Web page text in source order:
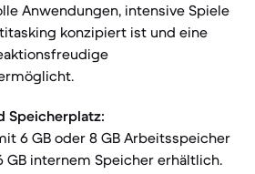
Anwendungen, intensive Spiele
konzipiert ist und eine
Speicherplatz:
6 GB oder 8 GB Arbeitsspeicher
GB internem Speicher erhältlich.